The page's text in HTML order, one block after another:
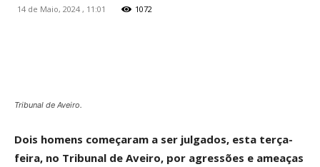
14 de Maio, 2024 , 11:01 1072
Tribunal de Aveiro.
Dois homens começaram a ser julgados, esta terça-
feira, no Tribunal de Aveiro, por agressões e ameaças